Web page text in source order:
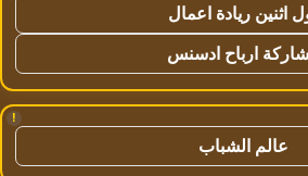
اثنين ريادة اعمال
ارباح ادسنس
!
عالم الشباب